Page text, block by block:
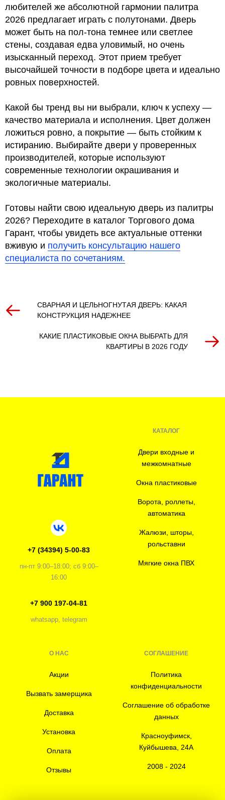
любителей же абсолютной гармонии палитра
2026 предлагает играть с полутонами. Дверь
может быть на пол-тона темнее или светлее
стены, создавая едва уловимый, но очень
изысканный переход. Этот прием требует
высочайшей точности в подборе цвета и идеально
ровных поверхностей.
Какой бы тренд вы ни выбрали, ключ к успеху —
качество материала и исполнения. Цвет должен
ложиться ровно, а покрытие — быть стойким к
истиранию. Выбирайте двери у проверенных
производителей, которые используют
современные технологии окрашивания и
экологичные материалы.
Готовы найти свою идеальную дверь из палитры
2026? Переходите в каталог Торгового дома
Гарант, чтобы увидеть все актуальные оттенки
вживую и получить консультацию нашего
специалиста по сочетаниям.
СВАРНАЯ И ЦЕЛЬНОГНУТАЯ ДВЕРЬ: КАКАЯ
КОНСТРУКЦИЯ НАДЕЖНЕЕ
КАКИЕ ПЛАСТИКОВЫЕ ОКНА ВЫБРАТЬ ДЛЯ
КВАРТИРЫ В 2026 ГОДУ
+7 (34394) 5-00-83
пн-пт 9:00–18:00; сб 9:00–
16:00
+7 900 197-04-81
whatsapp, telegram
КАТАЛОГ
Двери входные и
межкомнатные
Окна пластиковые
Ворота, роллеты,
автоматика
Жалюзи, шторы,
рольставни
Мягкие окна ПВХ
О НАС
Акции
Вызвать замерщика
Доставка
Установка
Оплата
Отзывы
СОГЛАШЕНИЕ
Политика
конфиденциальности
Соглашение об обработке
данных
Красноуфимск,
Куйбышева, 24А
2008 - 2024